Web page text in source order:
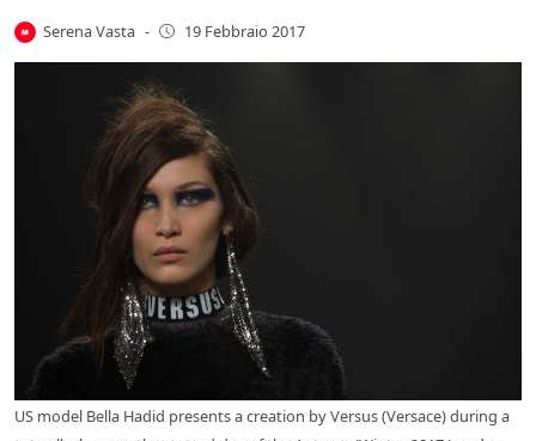
Serena Vasta - 19 Febbraio 2017
US model Bella Hadid presents a creation by Versus (Versace) during a